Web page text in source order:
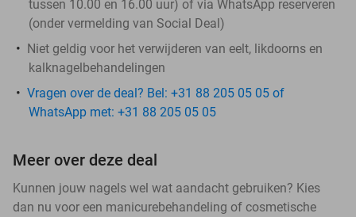
tussen 10.00 en 16.00 uur) of via WhatsApp reserveren
(onder vermelding van Social Deal)
Niet geldig voor het verwijderen van eelt, likdoorns en
kalknagelbehandelingen
Vragen over de deal? Bel: +31 88 205 05 05 of
WhatsApp met: +31 88 205 05 05
Meer over deze deal
Kunnen jouw nagels wel wat aandacht gebruiken? Kies
dan nu voor een manicurebehandeling of cosmetische